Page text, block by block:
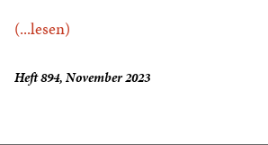
(...lesen)
Heft 894, November 2023